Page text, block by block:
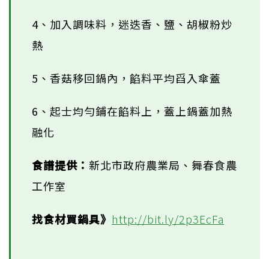
4、加入調味料，迷迭香、鹽、胡椒粉炒
熱
5、香菇移回鍋內，餡料平均舀入傘蓋
6、起士均勻鋪在餡料上，蓋上鍋蓋加熱
融化
食譜提供： 新北市政府農業局、舞春食農
工作室
找食材買鍋具》 http://bit.ly/2p3EcFa